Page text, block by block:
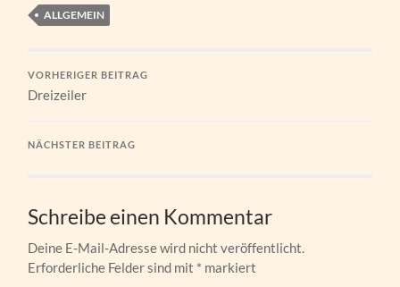
ALLGEMEIN
VORHERIGER BEITRAG
Dreizeiler
NÄCHSTER BEITRAG
Schreibe einen Kommentar
Deine E-Mail-Adresse wird nicht veröffentlicht.
Erforderliche Felder sind mit * markiert